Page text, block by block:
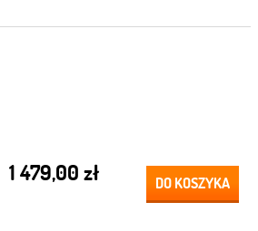
1 479,00 zł DO KOSZYKA